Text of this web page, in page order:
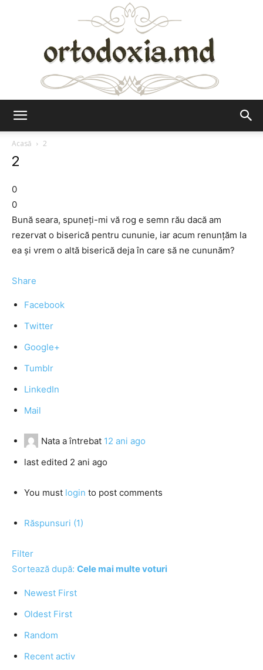
Acasă
2
2
0
0
Bună seara, spuneți-mi vă rog e semn rău dacă am
rezervat o biserică pentru cununie, iar acum renunțăm la
ea și vrem o altă biserică deja în care să ne cununăm?
Share
Facebook
Twitter
Google+
Tumblr
LinkedIn
Mail
Nata a întrebat 12 ani ago
last edited 2 ani ago
You must login to post comments
Răspunsuri (1)
Filter
Sortează după: Cele mai multe voturi
Newest First
Oldest First
Random
Recent activ